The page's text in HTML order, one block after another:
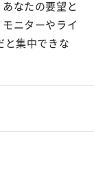
なたの要望と
ニターやライ
と集中できな